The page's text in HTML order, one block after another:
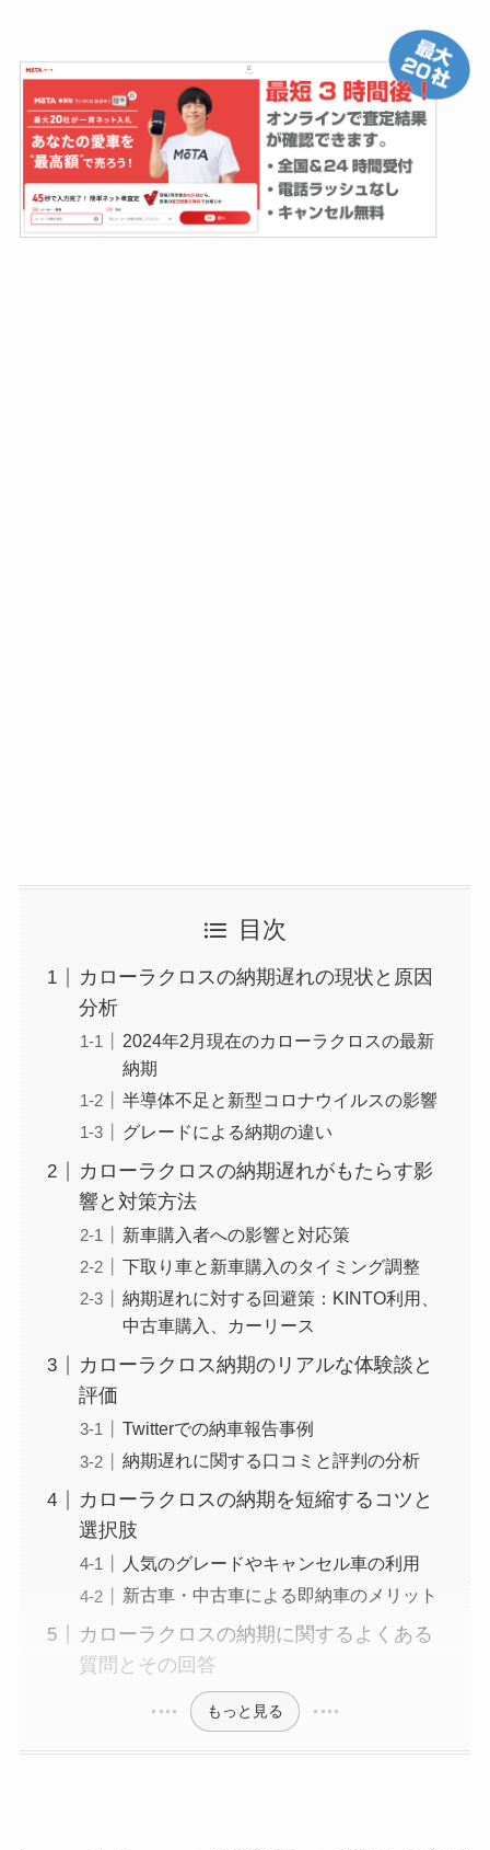
目次
カローラクロスの納期遅れの現状と原因
分析
2024年2月現在のカローラクロスの最新
納期
半導体不足と新型コロナウイルスの影響
グレードによる納期の違い
カローラクロスの納期遅れがもたらす影
響と対策方法
新車購入者への影響と対応策
下取り車と新車購入のタイミング調整
納期遅れに対する回避策：KINTO利用、
中古車購入、カーリース
カローラクロス納期のリアルな体験談と
評価
Twitterでの納車報告事例
納期遅れに関する口コミと評判の分析
カローラクロスの納期を短縮するコツと
選択肢
人気のグレードやキャンセル車の利用
新古車・中古車による即納車のメリット
カローラクロスの納期に関するよくある
質問とその回答
もっと見る